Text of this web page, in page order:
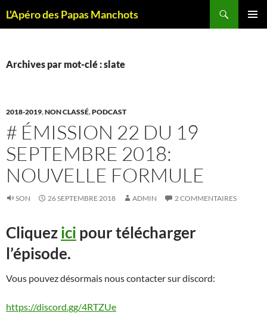
L'Apéro des Papas Manchots
Archives par mot-clé : slate
2018-2019,NON CLASSÉ,PODCAST
# ÉMISSION 22 DU 19
SEPTEMBRE 2018:
NOUVELLE FORMULE
SON 26 SEPTEMBRE 2018 ADMIN 2 COMMENTAIRES
Cliquezici pour télécharger
l’épisode.
Vous pouvez désormais nous contacter sur discord:
https://discord.gg/4RTZUe